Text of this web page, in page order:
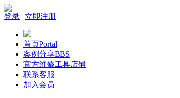
登录 | 立即注册
首页Portal
案例分享BBS
官方维修工具店铺
联系客服
加入会员